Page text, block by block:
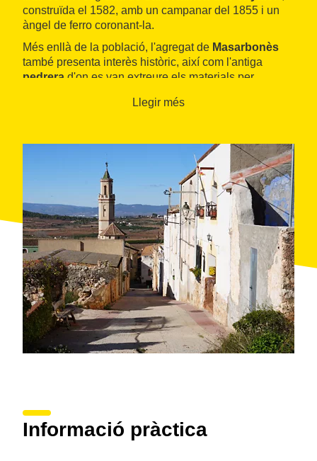
construïda el 1582, amb un campanar del 1855 i un
àngel de ferro coronant-la.
Més enllà de la població, l'agregat de Masarbonès
també presenta interès històric, així com l'antiga
pedrera d'on es van extreure els materials per
d'Espanya, ambdós a Barcelona.
Llegir més
Informació pràctica